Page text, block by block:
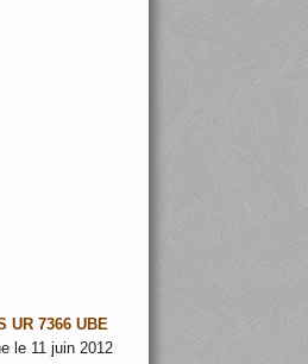
UR 7366 UBE
le 11 juin 2012